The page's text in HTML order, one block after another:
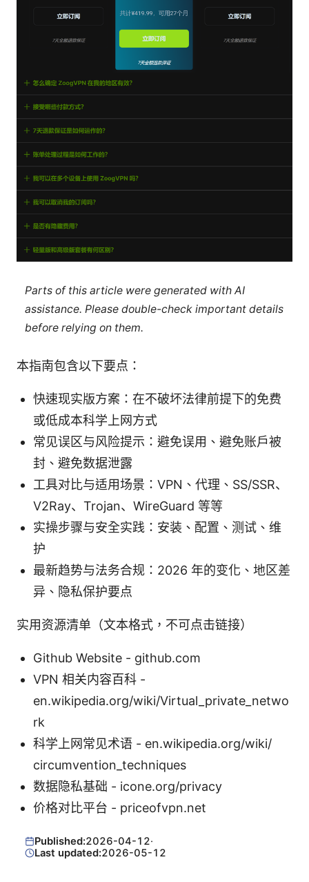
Parts of this article were generated with AI
assistance. Please double-check important details
before relying on them.
本指南包含以下要点：
快速现实版方案：在不破坏法律前提下的免费
或低成本科学上网方式
常见误区与风险提示：避免误用、避免账户被
封、避免数据泄露
工具对比与适用场景：VPN、代理、SS/SSR、
V2Ray、Trojan、WireGuard 等等
实操步骤与安全实践：安装、配置、测试、维
护
最新趋势与法务合规：2026 年的变化、地区差
异、隐私保护要点
实用资源清单（文本格式，不可点击链接）
Github Website - github.com
VPN 相关内容百科 -
en.wikipedia.org/wiki/Virtual_private_netwo
rk
科学上网常见术语 - en.wikipedia.org/wiki/
circumvention_techniques
数据隐私基础 - icone.org/privacy
价格对比平台 - priceofvpn.net
Published:2026-04-12·
Last updated:2026-05-12